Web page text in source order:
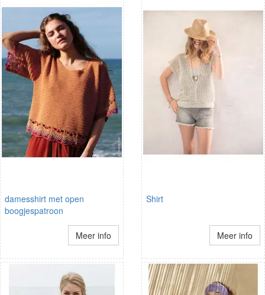
damesshirt met open
boogjespatroon
Meer info
Shirt
Meer info